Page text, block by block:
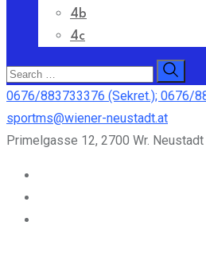
4b
4c
0676/883733376 (Sekret.); 0676/
sportms@wiener-neustadt.at
Primelgasse 12, 2700 Wr. Neustadt